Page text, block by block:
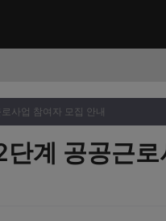
사업 참여자 모집 안내
계 공공근로